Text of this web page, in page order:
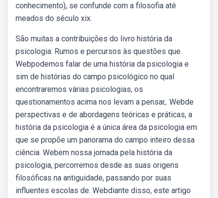
conhecimento), se confunde com a filosofia até
meados do século xix.
São muitas a contribuições do livro história da
psicologia: Rumos e percursos às questões que.
Webpodemos falar de uma história da psicologia e
sim de histórias do campo psicológico no qual
encontraremos várias psicologias, os
questionamentos acima nos levam a pensar,. Webde
perspectivas e de abordagens teóricas e práticas, a
história da psicologia é a única área da psicologia em
que se propõe um panorama do campo inteiro dessa
ciência. Webem nossa jornada pela história da
psicologia, percorremos desde as suas origens
filosóficas na antiguidade, passando por suas
influentes escolas de. Webdiante disso, este artigo